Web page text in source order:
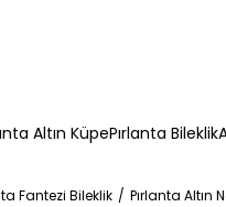
Altın KüpePırlanta Bileklik
Fantezi Bileklik Pırlanta Altın